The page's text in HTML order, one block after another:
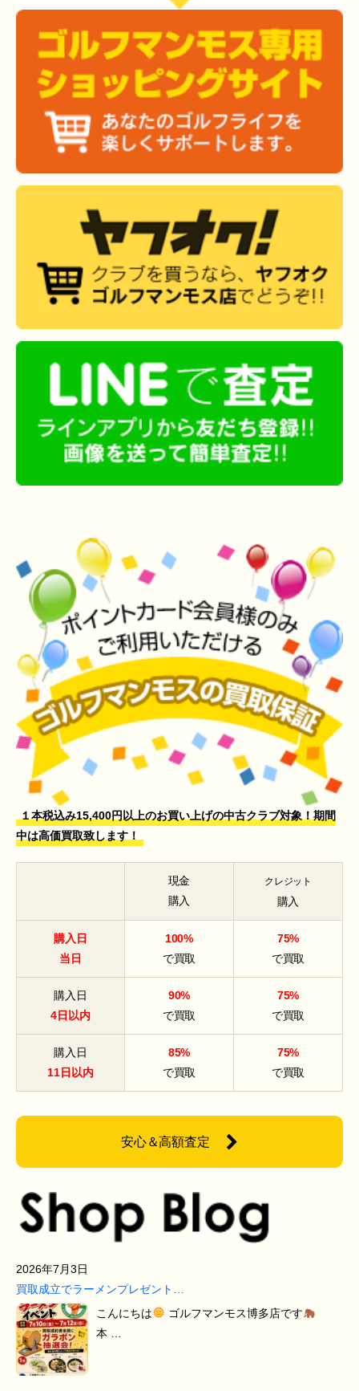
１本税込み15,400円以上のお買い上げの中古クラブ対象！期間
中は高価買取致します！
現金
購入
クレジット
購入
購入日
当日
100%
で買取
75%
で買取
購入日
4日以内
90%
で買取
75%
で買取
購入日
11日以内
85%
で買取
75%
で買取
安心＆高額査定
2026年7月3日
買取成立でラーメンプレゼント…
こんにちは
ゴルフマンモス博多店です
本 …